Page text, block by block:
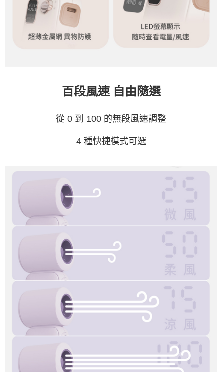
百段風速 自由隨選
從 0 到 100 的無段風速調整
4 種快捷模式可選